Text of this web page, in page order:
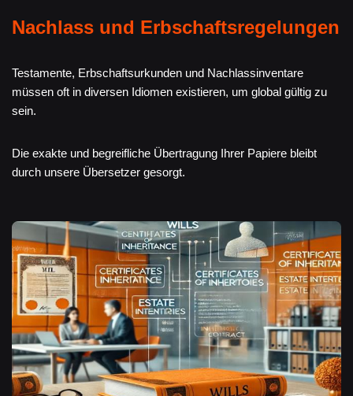
Nachlass und Erbschaftsregelungen
Testamente, Erbschaftsurkunden und Nachlassinventare
müssen oft in diversen Idiomen existieren, um global gültig zu
sein.
Die exakte und begreifliche Übertragung Ihrer Papiere bleibt
durch unsere Übersetzer gesorgt.